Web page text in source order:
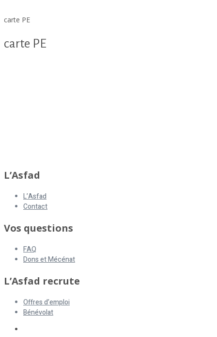
carte PE
carte PE
L’Asfad
L’Asfad
Contact
Vos questions
FAQ
Dons et Mécénat
L’Asfad recrute
Offres d’emploi
Bénévolat